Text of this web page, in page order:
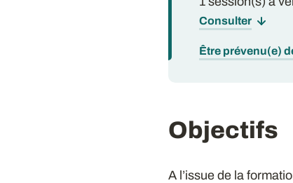
Consulter
Être prévenu(e)
Objectifs
A l’issue de la